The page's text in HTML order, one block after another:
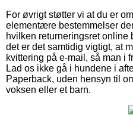
For øvrigt støtter vi at du er
elementære bestemmelser
hvilken returneringsret online
det er det samtidig vigtigt, at
kvittering på e-mail, så man i
Lad os ikke gå i hundene i
Paperback, uden hensyn til
voksen eller et barn.